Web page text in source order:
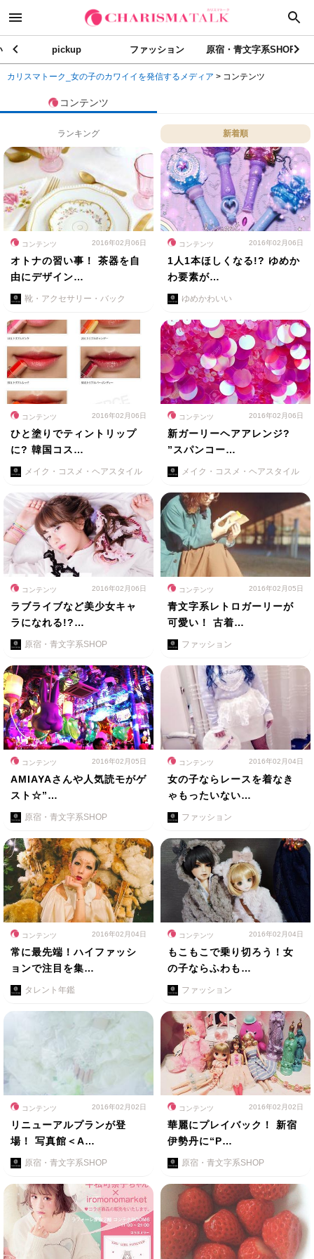
pickup ファッション 原宿・青文字系SHOP
カリスマトーク_女の子のカワイイを発信するメディア > コンテンツ
コンテンツ
ランキング 新着順
コンテンツ 2016年02月06日
オトナの習い事！ 茶器を自
由にデザイン…
靴・アクセサリー・バック
コンテンツ 2016年02月06日
1人1本ほしくなる!? ゆめか
わ要素が…
ゆめかわいい
コンテンツ 2016年02月06日
ひと塗りでティントリップ
に? 韓国コス…
メイク・コスメ・ヘアスタイル
コンテンツ 2016年02月06日
新ガーリーヘアアレンジ?
”スパンコー…
メイク・コスメ・ヘアスタイル
コンテンツ 2016年02月06日
ラブライブなど美少女キャ
ラになれる!?…
原宿・青文字系SHOP
コンテンツ 2016年02月05日
青文字系レトロガーリーが
可愛い！ 古着…
ファッション
コンテンツ 2016年02月05日
AMIAYAさんや人気読モがゲ
スト☆”…
原宿・青文字系SHOP
コンテンツ 2016年02月04日
女の子ならレースを着なき
ゃもったいない…
ファッション
コンテンツ 2016年02月04日
常に最先端！ハイファッシ
ョンで注目を集…
タレント年鑑
コンテンツ 2016年02月04日
もこもこで乗り切ろう！女
の子ならふわも…
ファッション
コンテンツ 2016年02月02日
リニューアルプランが登
場！ 写真館＜A…
原宿・青文字系SHOP
コンテンツ 2016年02月02日
華麗にプレイバック！ 新宿
伊勢丹に“P…
原宿・青文字系SHOP